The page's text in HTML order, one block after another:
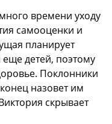
времени уходу
самооценки и
планирует
детей, поэтому
Поклонники
назовет им
скрывает